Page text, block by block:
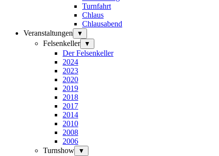
Turnfahrt
Chlaus
Chlausabend
Veranstaltungen
▼
Felsenkeller ▼
Der Felsenkeller
2024
2023
2020
2019
2018
2017
2014
2010
2008
2006
Turnshow
▼